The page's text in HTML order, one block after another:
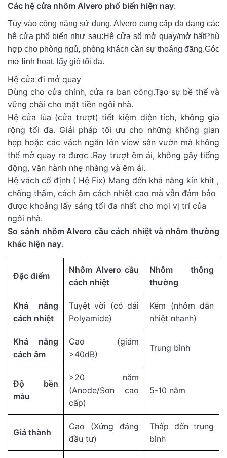
Các hệ cửa nhôm Alvero phổ biến hiện nay:
Tùy vào công năng sử dụng, Alvero cung cấp đa dạng các
hệ cửa phổ biến như sau:Hệ cửa sổ mở quay/mở hấtPhù
hợp cho phòng ngủ, phòng khách cần sự thoáng đãng.Góc
mở linh hoạt, lấy gió tối đa.
Hệ cửa đi mở quay
Dùng cho cửa chính, cửa ra ban công.Tạo sự bề thế và
vững chãi cho mặt tiền ngôi nhà.
Hệ cửa lùa (cửa trượt) tiết kiệm diện tích, không gia
rộng tối đa. Giải pháp tối ưu cho những không gian
hẹp hoặc các vách ngăn lớn view sân vườn mà không
thể mở quay ra được .Ray trượt êm ái, không gây tiếng
động, vận hành nhẹ nhàng và êm ái.
Hệ vách cố định ( Hệ Fix) Mang đến khả năng kín khít ,
chống thấm, cách âm cách nhiệt cao mà vẫn đảm bảo
được khoảng lấy sáng tối đa nhất cho mọi vị trí của
ngôi nhà.
So sánh nhôm Alvero cầu cách nhiệt và nhôm thường
khác hiện nay.
Đặc điểm
Nhôm Alvero cầu
cách nhiệt
Nhôm thông
thường
Khả năng
cách nhiệt
Tuyệt vời (có dải
Polyamide)
Kém (nhôm dẫn
nhiệt nhanh)
Khả năng
cách âm
Cao (giảm
>40dB)
Trung bình
Độ bền
màu
>20 năm
(Anode/Sơn cao
cấp)
5-10 năm
Giá thành
Cao (Xứng đáng
đầu tư)
Thấp đến trung
bình